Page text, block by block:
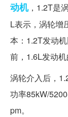
动机，1.2T是
L表示，涡轮增
本：1.2T发动
前，1.6L发动机
涡轮介入后，
功率85kW/
pm。